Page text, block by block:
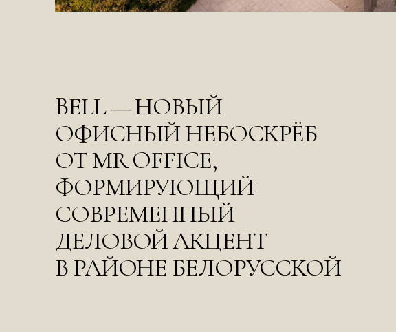
BELL — НОВЫЙ
ОФИСНЫЙ НЕБОСКРЁБ
ОТ MR OFFICE,
ФОРМИРУЮЩИЙ
СОВРЕМЕННЫЙ
ДЕЛОВОЙ АКЦЕНТ
В РАЙОНЕ БЕЛОРУССКОЙ